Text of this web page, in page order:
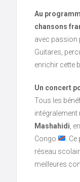
Au
chansons
avec passion
Guitares,
enrichir cette
Un concert
Tous les
intégralement
Mashahidi ,
Congo
.
réseau
meilleures